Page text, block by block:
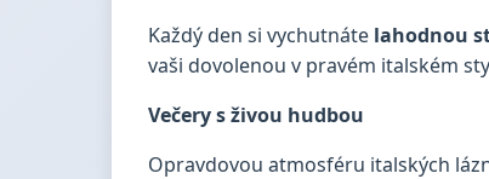
Každý den si vychutnáte lahodnou
vaši dovolenou v pravém italském
Večery s živou hudbou
Opravdovou atmosféru italských